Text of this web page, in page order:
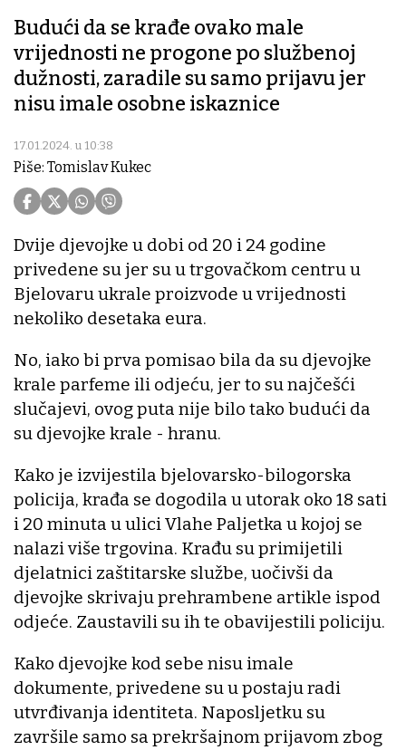
Budući da se krađe ovako male
vrijednosti ne progone po službenoj
dužnosti, zaradile su samo prijavu jer
nisu imale osobne iskaznice
17.01.2024. u 10:38
Piše: Tomislav Kukec
Dvije djevojke u dobi od 20 i 24 godine
privedene su jer su u trgovačkom centru u
Bjelovaru ukrale proizvode u vrijednosti
nekoliko desetaka eura.
No, iako bi prva pomisao bila da su djevojke
krale parfeme ili odjeću, jer to su najčešći
slučajevi, ovog puta nije bilo tako budući da
su djevojke krale - hranu.
Kako je izvijestila bjelovarsko-bilogorska
policija, krađa se dogodila u utorak oko 18 sati
i 20 minuta u ulici Vlahe Paljetka u kojoj se
nalazi više trgovina. Krađu su primijetili
djelatnici zaštitarske službe, uočivši da
djevojke skrivaju prehrambene artikle ispod
odjeće. Zaustavili su ih te obavijestili policiju.
Kako djevojke kod sebe nisu imale
dokumente, privedene su u postaju radi
utvrđivanja identiteta. Naposljetku su
završile samo sa prekršajnom prijavom zbog